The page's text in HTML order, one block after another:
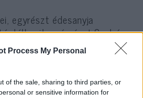
Process My Personal
of the sale, sharing to third parties, or
or sensitive information for
egyrészt édesanyja
másrészt Szabó
levéltáros kutatásaira
a miskolci zsidóság